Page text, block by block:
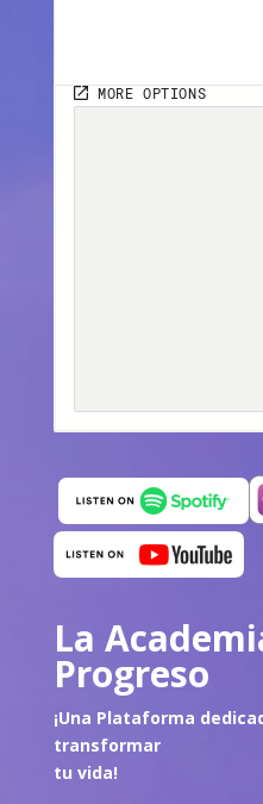
La
Progreso
¡Una Plataforma
transformar
tu vida!